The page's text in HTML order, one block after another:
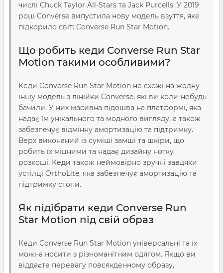
числі Chuck Taylor All-Stars та Jack Purcells. У 2019
році Converse випустила нову модель взуття, яке
підкорило світ: Converse Run Star Motion.
Що робить кеди Converse Run Star
Motion такими особливими?
Кеди Converse Run Star Motion не схожі на жодну
іншу модель з лінійки Converse, які ви коли-небудь
бачили. У них масивна підошва на платформі, яка
надає їм унікального та модного вигляду, а також
забезпечує відмінну амортизацію та підтримку.
Верх виконаний із суміші замші та шкіри, що
робить їх міцними та надає дизайну нотку
розкоші. Кеди також неймовірно зручні завдяки
устілці OrthoLite, яка забезпечує амортизацію та
підтримку стопи.
Як підібрати кеди Converse Run
Star Motion під свій образ
Кеди Converse Run Star Motion універсальні та їх
можна носити з різноманітним одягом. Якщо ви
віддаєте перевагу повсякденному образу,